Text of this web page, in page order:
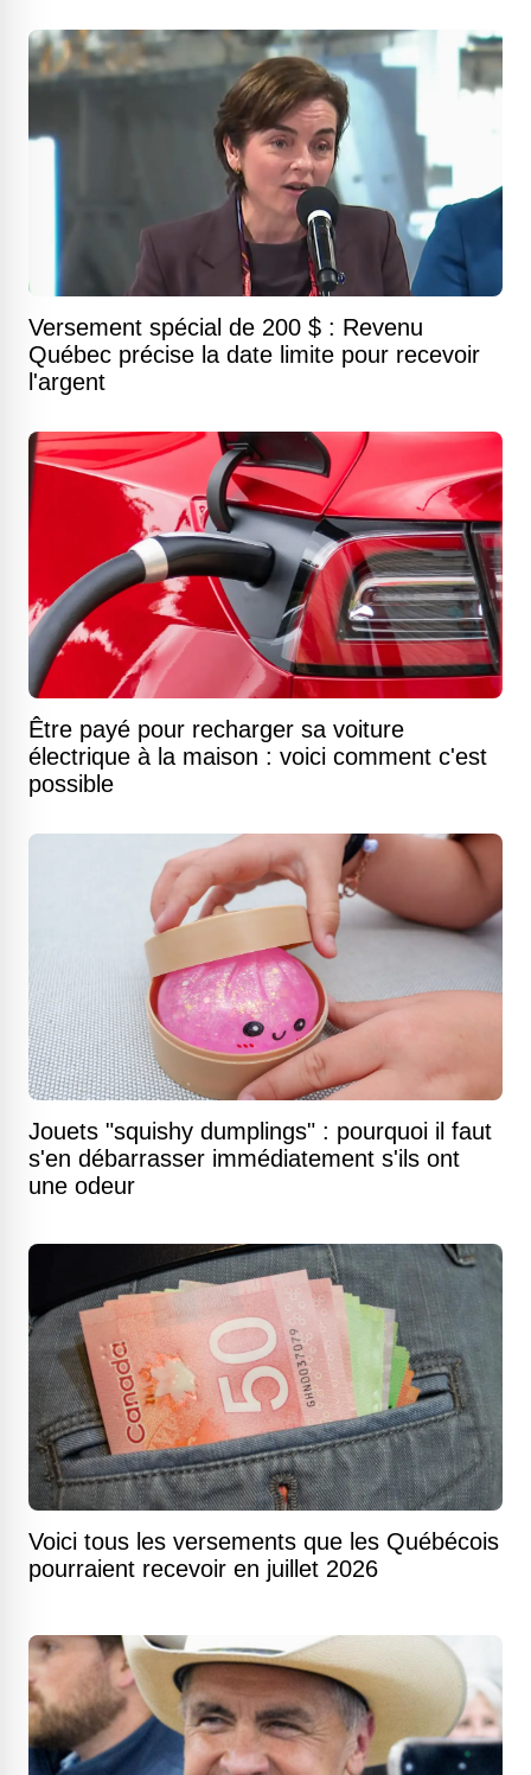
Versement spécial de 200 $ : Revenu
Québec précise la date limite pour recevoir
l'argent
Être payé pour recharger sa voiture
électrique à la maison : voici comment c'est
possible
Jouets "squishy dumplings" : pourquoi il faut
s'en débarrasser immédiatement s'ils ont
une odeur
Voici tous les versements que les Québécois
pourraient recevoir en juillet 2026